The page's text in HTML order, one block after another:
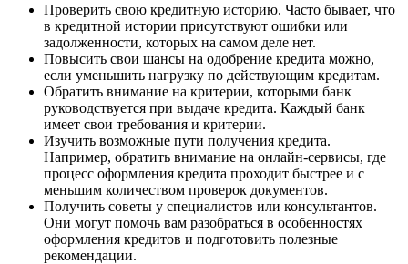
Проверить свою кредитную историю. Часто бывает, что
в кредитной истории присутствуют ошибки или
задолженности, которых на самом деле нет.
Повысить свои шансы на одобрение кредита можно,
если уменьшить нагрузку по действующим кредитам.
Обратить внимание на критерии, которыми банк
руководствуется при выдаче кредита. Каждый банк
имеет свои требования и критерии.
Изучить возможные пути получения кредита.
Например, обратить внимание на онлайн-сервисы, где
процесс оформления кредита проходит быстрее и с
меньшим количеством проверок документов.
Получить советы у специалистов или консультантов.
Они могут помочь вам разобраться в особенностях
оформления кредитов и подготовить полезные
рекомендации.